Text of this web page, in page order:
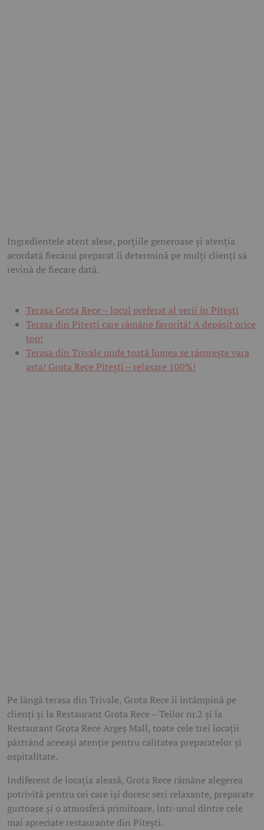
Ingredientele atent alese, porțiile generoase și atenția
acordată fiecărui preparat îi determină pe mulți clienți să
revină de fiecare dată.
Terasa Grota Rece – locul preferat al verii în Pitești
Terasa din Pitești care rămâne favorită! A depășit orice
top!
Terasa din Trivale unde toată lumea se răcorește vara
asta! Grota Rece Pitești – relaxare 100%!
Pe lângă terasa din Trivale, Grota Rece îi întâmpină pe
clienți și la Restaurant Grota Rece – Teilor nr.2 și la
Restaurant Grota Rece Argeș Mall, toate cele trei locații
păstrând aceeași atenție pentru calitatea preparatelor și
ospitalitate.
Indiferent de locația aleasă, Grota Rece rămâne alegerea
potrivită pentru cei care își doresc seri relaxante, preparate
gustoase și o atmosferă primitoare, într-unul dintre cele
mai apreciate restaurante din Pitești.